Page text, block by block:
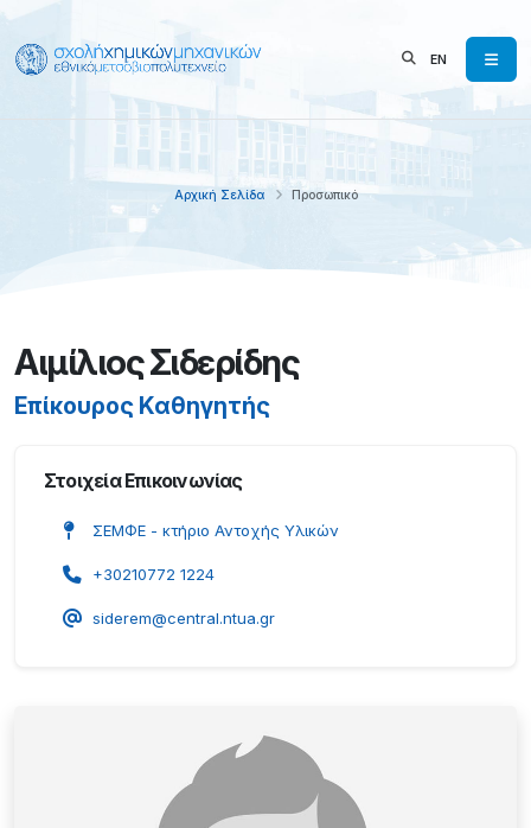
EN
Αρχική Σελίδα Προσωπικό
Αιμίλιος Σιδερίδης
Επίκουρος Καθηγητής
Στοιχεία Επικοινωνίας
ΣΕΜΦΕ - κτήριο Αντοχής Υλικών
+30210772 1224
siderem@central.ntua.gr